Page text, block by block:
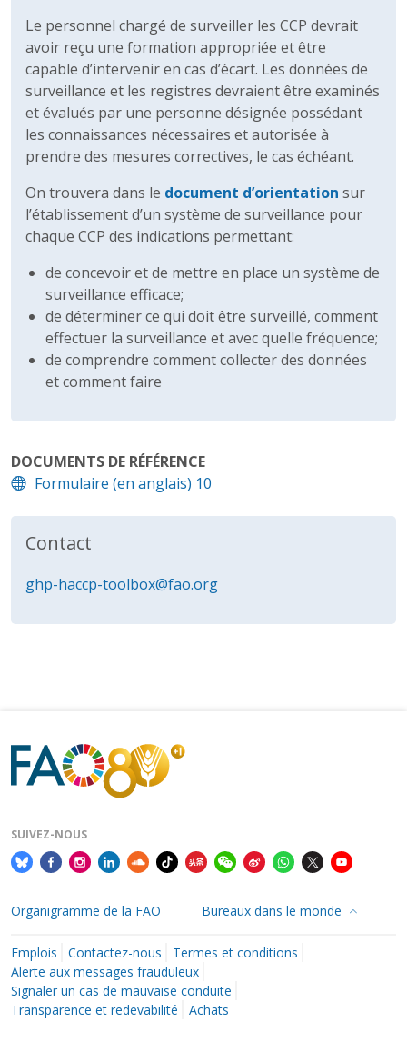
Le personnel chargé de surveiller les CCP devrait
avoir reçu une formation appropriée et être
capable d’intervenir en cas d’écart. Les données de
surveillance et les registres devraient être examinés
et évalués par une personne désignée possédant
les connaissances nécessaires et autorisée à
prendre des mesures correctives, le cas échéant.
On trouvera dans le document d’orientation sur
l’établissement d’un système de surveillance pour
chaque CCP des indications permettant:
de concevoir et de mettre en place un système de
surveillance efficace;
de déterminer ce qui doit être surveillé, comment
effectuer la surveillance et avec quelle fréquence;
de comprendre comment collecter des données
et comment faire
DOCUMENTS DE RÉFÉRENCE
Formulaire (en anglais) 10
Contact
ghp-haccp-toolbox@fao.org
SUIVEZ-NOUS
Organigramme de la FAO Bureaux dans le monde
Emplois Contactez-nous
Termes et conditions
Alerte aux messages frauduleux
Signaler un cas de mauvaise conduite
Transparence et redevabilité
Achats